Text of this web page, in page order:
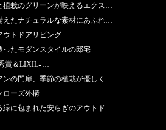
植栽のグリーンが映えるエクス…
えたナチュラルな素材にあふれ…
ウトドアリビング
ったモダンスタイルの邸宅
賞＆LIXILｺ…
ンの門扉、季節の植栽が優しく…
ローズ外構
緑に包まれた安らぎのアウトド…